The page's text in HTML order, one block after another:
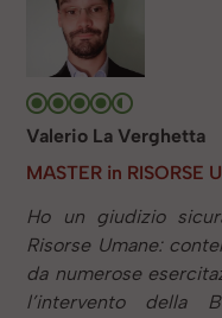
Valerio La Verghetta
MASTER in RISORSE
Ho un giudizio
Risorse Umane:
da numerose
l’intervento della